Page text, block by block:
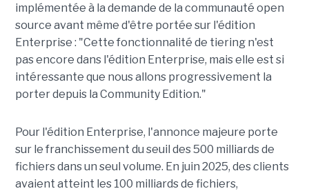
implémentée à la demande de la communauté open
source avant même d'être portée sur l'édition
Enterprise : "Cette fonctionnalité de tiering n'est
pas encore dans l'édition Enterprise, mais elle est si
intéressante que nous allons progressivement la
porter depuis la Community Edition."
Pour l'édition Enterprise, l'annonce majeure porte
sur le franchissement du seuil des 500 milliards de
fichiers dans un seul volume. En juin 2025, des clients
avaient atteint les 100 milliards de fichiers,